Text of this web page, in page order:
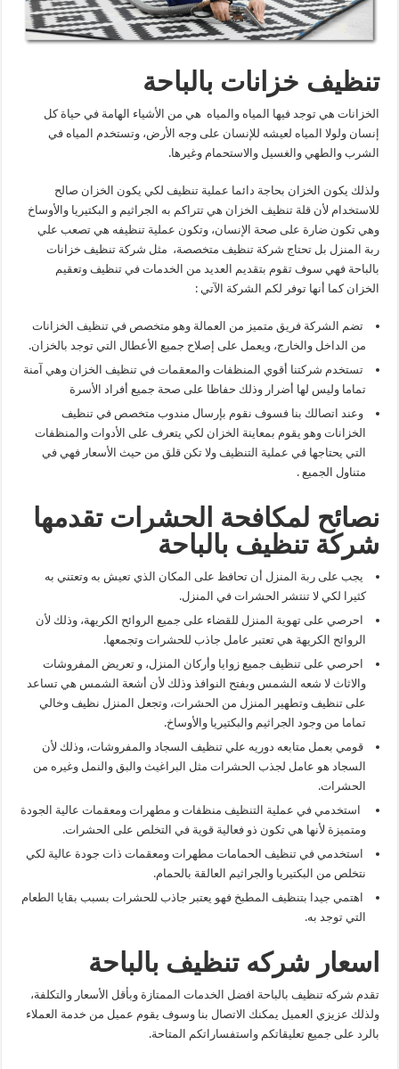
تنظيف خزانات بالباحة
الخزانات هي توجد فيها المياه والمياه هي من الأشياء الهامة في حياة كل
إنسان ولولا المياه لعيشه للإنسان على وجه الأرض، وتستخدم المياه في
الشرب والطهي والغسيل والاستحمام وغيرها.
ولذلك يكون الخزان بحاجة دائما عملية تنظيف لكي يكون الخزان صالح
للاستخدام لأن قلة تنظيف الخزان هي تتراكم به الجراثيم و البكتيريا والأوساخ
وهي تكون ضارة على صحة الإنسان، وتكون عملية تنظيفه هي تصعب علي
ربة المنزل بل تحتاج شركة تنظيف متخصصة، مثل شركة تنظيف خزانات
بالباحة فهي سوف تقوم بتقديم العديد من الخدمات في تنظيف وتعقيم
الخزان كما أنها توفر لكم الشركة الآتي :
تضم الشركة فريق متميز من العمالة وهو متخصص في تنظيف الخزانات
من الداخل والخارج، ويعمل على إصلاح جميع الأعطال التي توجد بالخزان.
تستخدم شركتنا أقوي المنظفات والمعقمات في تنظيف الخزان وهي آمنة
تماما وليس لها أضرار وذلك حفاظا على صحة جميع أفراد الأسرة
وعند اتصالك بنا فسوف نقوم بإرسال مندوب متخصص في تنظيف
الخزانات وهو يقوم بمعاينة الخزان لكي يتعرف على الأدوات والمنظفات
التي يحتاجها في عملية التنظيف ولا تكن قلق من حيث الأسعار فهي في
متناول الجميع .
نصائح لمكافحة الحشرات تقدمها
شركة تنظيف بالباحة
يجب على ربة المنزل أن تحافظ على المكان الذي تعيش به وتعتني به
كثيرا لكي لا تنتشر الحشرات في المنزل.
احرصي على تهوية المنزل للقضاء على جميع الروائح الكريهة، وذلك لأن
الروائح الكريهة هي تعتبر عامل جاذب للحشرات وتجمعها.
احرصي على تنظيف جميع زوايا وأركان المنزل، و تعريض المفروشات
والاثاث لا شعه الشمس وبفتح النوافذ وذلك لأن أشعة الشمس هي تساعد
على تنظيف وتطهير المنزل من الحشرات، وتجعل المنزل نظيف وخالي
تماما من وجود الجراثيم والبكتيريا والأوساخ.
قومي بعمل متابعه دوريه علي تنظيف السجاد والمفروشات، وذلك لأن
السجاد هو عامل لجذب الحشرات مثل البراغيث والبق والنمل وغيره من
الحشرات.
استخدمي في عملية التنظيف منظفات و مطهرات ومعقمات عالية الجودة
ومتميزة لأنها هي تكون ذو فعالية قوية في التخلص على الحشرات.
استخدمي في تنظيف الحمامات مطهرات ومعقمات ذات جودة عالية لكي
نتخلص من البكتيريا والجراثيم العالقة بالحمام.
اهتمي جيدا بتنظيف المطبخ فهو يعتبر جاذب للحشرات بسبب بقايا الطعام
التي توجد به.
اسعار شركه تنظيف بالباحة
تقدم شركه تنظيف بالباحة افضل الخدمات الممتازة وبأقل الأسعار والتكلفة،
ولذلك عزيزي العميل يمكنك الاتصال بنا وسوف يقوم عميل من خدمة العملاء
بالرد على جميع تعليقاتكم واستفساراتكم المتاحة.